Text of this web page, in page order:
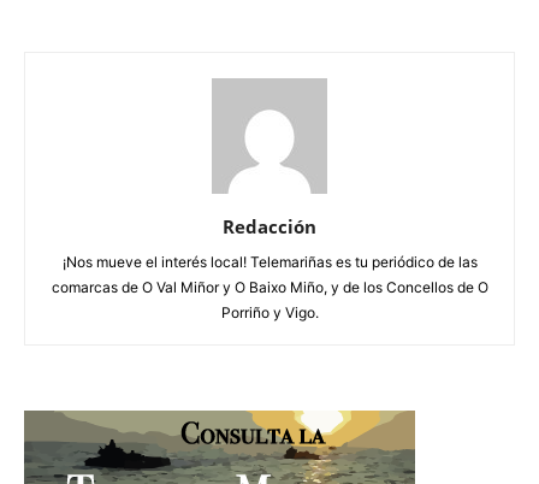
Redacción
¡Nos mueve el interés local! Telemariñas es tu periódico de las
comarcas de O Val Miñor y O Baixo Miño, y de los Concellos de O
Porriño y Vigo.